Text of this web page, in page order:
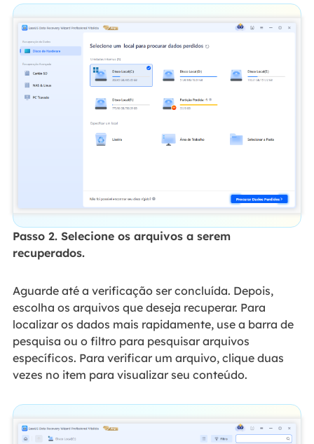
Passo 2. Selecione os arquivos a serem
recuperados.
Aguarde até a verificação ser concluída. Depois,
escolha os arquivos que deseja recuperar. Para
localizar os dados mais rapidamente, use a barra de
pesquisa ou o filtro para pesquisar arquivos
específicos. Para verificar um arquivo, clique duas
vezes no item para visualizar seu conteúdo.